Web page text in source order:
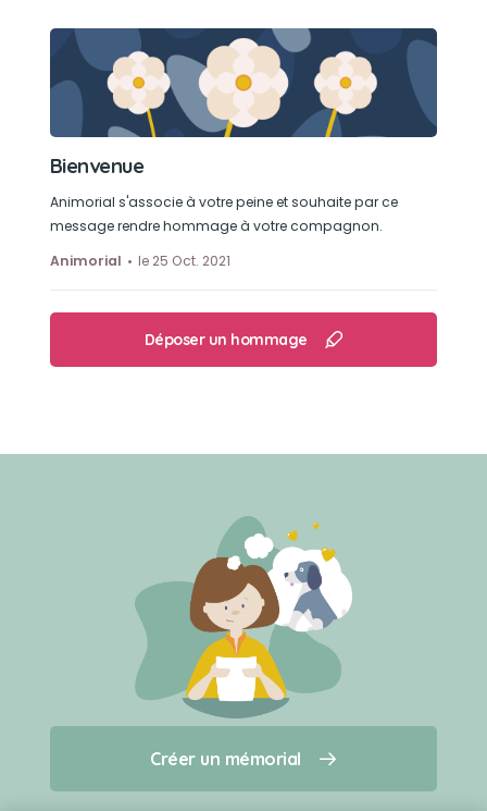
Créer un mémorial
Qui sommes-nous ?
Bienvenue
Animorial s'associe à votre peine et souhaite par ce
message rendre hommage à votre compagnon.
Animorial
le 25 Oct. 2021
Déposer un hommage
Créer un mémorial